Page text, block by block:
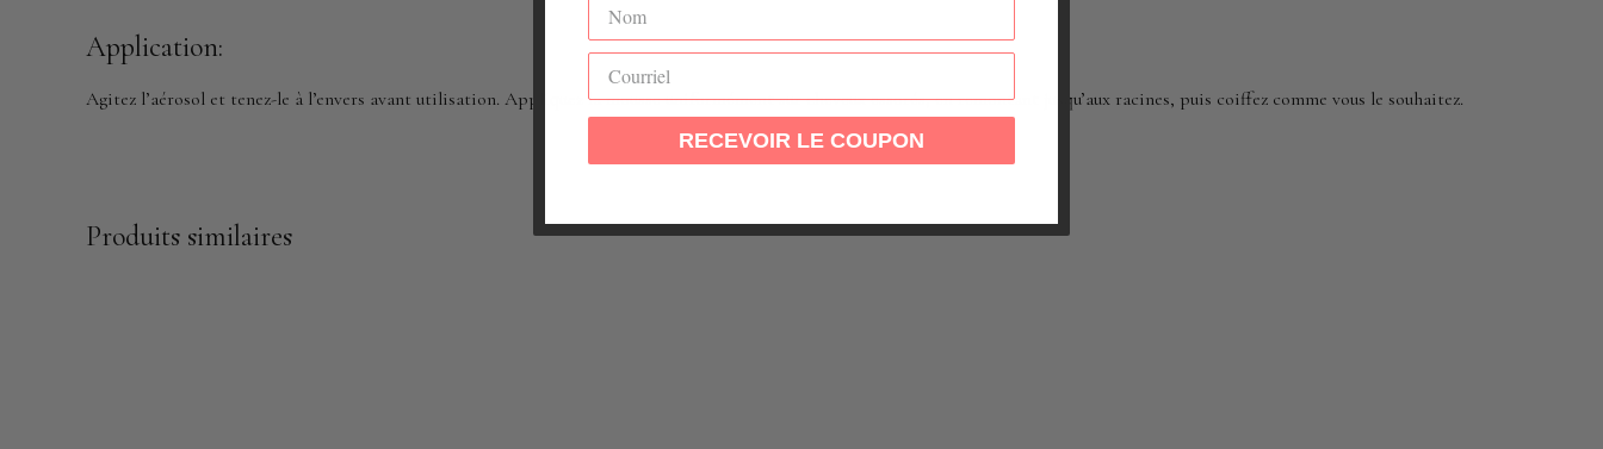
Application:
Agitez l’aérosol et tenez-le à l’envers avant utilisation. Appliquez la mousse uniformément sur cheveux essorés, en remontant jusqu’aux racines, puis coiffez comme vous le souhaitez.
Produits similaires
RECEVOIR LE COUPON